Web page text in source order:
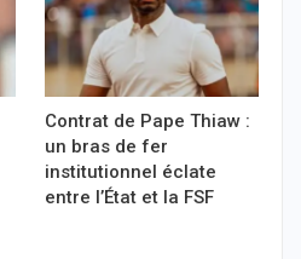
Contrat de Pape Thiaw :
un bras de fer
institutionnel éclate
entre l’État et la FSF